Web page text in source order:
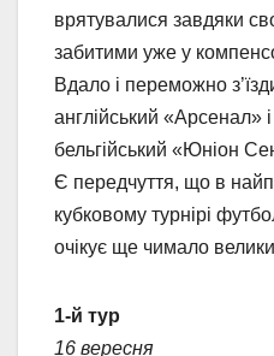
врятувалися завдяки
забитими уже у
Вдало і переможно
англійський «Арсенал»
бельгійський «Юніон
Є передчуття, що в
кубковому турнірі
очікує ще чимало
1-й тур
16 вересня